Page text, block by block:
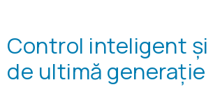
Control inteligent
de ultimă generație